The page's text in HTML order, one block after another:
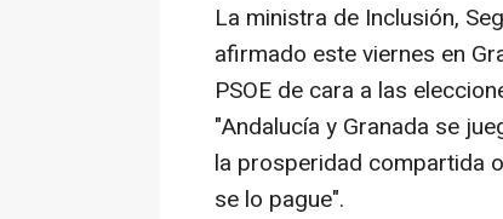
La ministra de Inclusión,
afirmado este viernes en
PSOE de cara a las
"Andalucía y Granada se
la prosperidad compartida
se lo pague".